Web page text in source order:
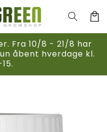
Fra 10/8 - 21/8 har
åbent hverdage kl.
15.